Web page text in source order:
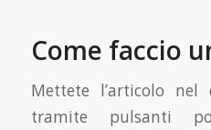
Come faccio
Mettete l’articolo nel
tramite pulsanti